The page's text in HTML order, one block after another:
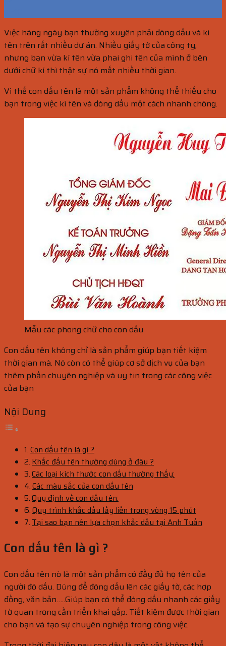
Việc hàng ngày bạn thường xuyên phải đóng dấu và kí
tên trên rất nhiều dự án. Nhiều giấy tờ của công ty,
nhưng bạn vừa kí tên vừa phai ghi tên của mình ở bên
dưới chữ kí thì thật sự nó mất nhiều thời gian.
Vì thế con dấu tên là một sản phẩm không thể thiếu cho
bạn trong việc kí tên và đóng dấu một cách nhanh chóng.
Mẫu các phong chữ cho con dấu
Con dấu tên không chỉ là sản phẩm giúp bạn tiết kiệm
thời gian mà. Nó còn có thể giúp cơ sở dịch vụ của bạn
thêm phần chuyên nghiệp và uy tin trong các công việc
của bạn
Nội Dung
Con dấu tên là gì ?
Khắc đấu tên thường dùng ở đâu ?
Các loại kích thước con dấu thường thấy:
Các màu sắc của con dấu tên
Quy định về con dấu tên:
Quy trình khắc dấu lấy liền trong vòng 15 phút
Tại sao bạn nên lựa chọn khắc dấu tại Anh Tuấn
Con dấu tên là gì ?
Con dấu tên nò là một sản phẩm có đầy đủ họ tên của
người đó dấu. Dùng để đóng dấu lên các giấy tờ, các hợp
đồng, văn bản…..Giúp bạn có thể đóng dấu nhanh các giấy
tờ quan trọng cần triển khai gấp. Tiết kiệm được thời gian
cho bạn và tạo sự chuyên nghiệp trong công việc.